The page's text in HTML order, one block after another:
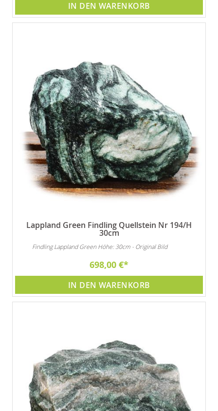
IN DEN WARENKORB
Lappland Green Findling Quellstein Nr 194/H
30cm
Findling Lappland Green Höhe: 30cm - Original Bild
698,00 €
IN DEN WARENKORB